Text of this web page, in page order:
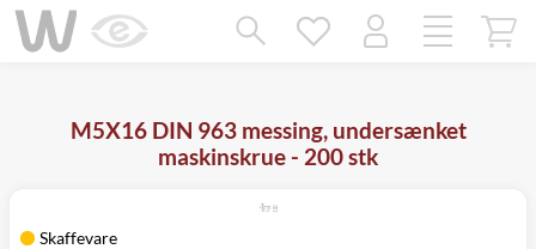
M5X16 DIN 963 messing, undersænket
maskinskrue - 200 stk
Skaffevare
Mangler chatten?
Ret samtykke!